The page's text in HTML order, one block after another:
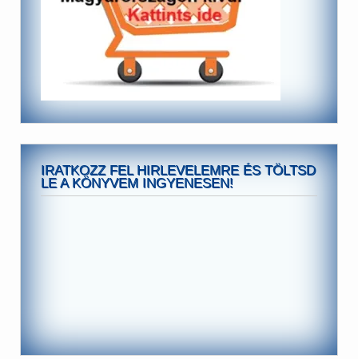
IRATKOZZ FEL HIRLEVELEMRE ÉS TÖLTSD
LE A KÖNYVEM INGYENESEN!